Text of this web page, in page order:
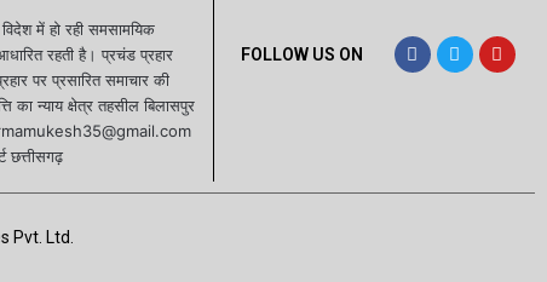
में हो रही समसामयिक
रहती है। प्रचंड प्रहार
पर प्रसारित समाचार की
का न्याय क्षेत्र तहसील बिलासपुर
छत्तीसगढ़
FOLLOW US ON
Pvt. Ltd.